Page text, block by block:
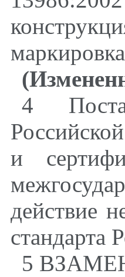
маркировка
4
и
действие
стандарта
5